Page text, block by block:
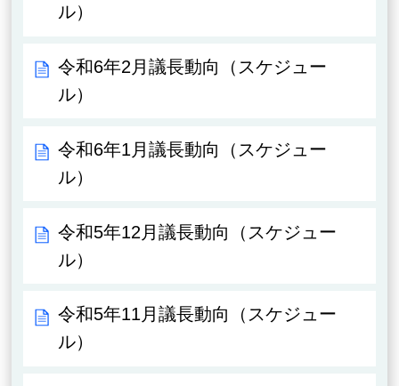
ル）
令和6年2月議長動向（スケジュー
ル）
令和6年1月議長動向（スケジュー
ル）
令和5年12月議長動向（スケジュー
ル）
令和5年11月議長動向（スケジュー
ル）